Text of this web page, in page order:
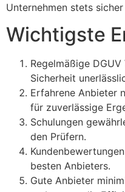
Unternehmen stets
Wichtigste
Regelmäßige
Sicherheit
Erfahrene Anbieter
für zuverlässige
Schulungen
den Prüfern.
besten Anbieters.
Gute Anbieter